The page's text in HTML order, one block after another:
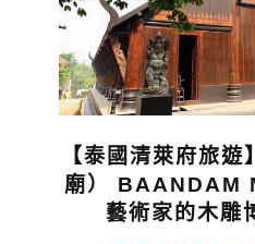
【泰國清萊府旅
廟） BAANDAM
藝術家的木雕